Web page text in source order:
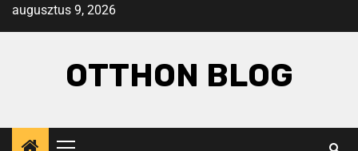
augusztus 9, 2026
OTTHON BLOG